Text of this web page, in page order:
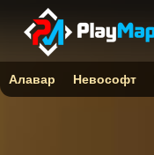
Алавар Невософт